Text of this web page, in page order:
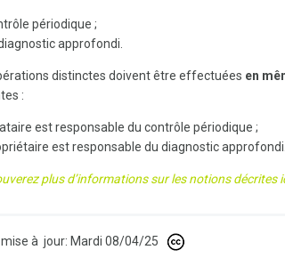
périodique ;
approfondi.
distinctes doivent être effectuées en
:
est responsable du contrôle périodique ;
est responsable du diagnostic
plus d’informations sur les notions décrites
mise à jour: Mardi 08/04/25